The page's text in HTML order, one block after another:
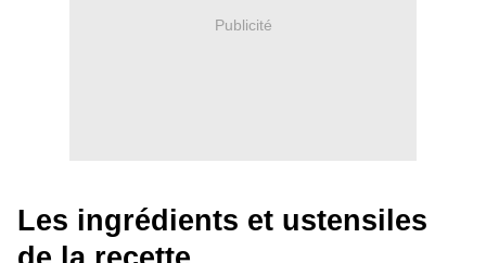
Publicité
Les ingrédients et ustensiles